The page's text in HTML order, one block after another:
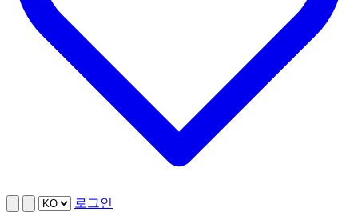
로그인